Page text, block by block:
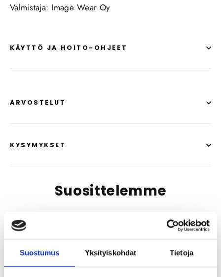
Suostumus Yksityiskohdat Tietoja
Valmistaja: Image Wear Oy
KÄYTTÖ JA HOITO-OHJEET
ARVOSTELUT
KYSYMYKSET
Suosittelemme